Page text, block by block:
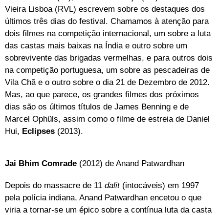
Vieira Lisboa (RVL) escrevem sobre os destaques dos
últimos três dias do festival. Chamamos à atenção para
dois filmes na competição internacional, um sobre a luta
das castas mais baixas na Índia e outro sobre um
sobrevivente das brigadas vermelhas, e para outros dois
na competição portuguesa, um sobre as pescadeiras de
Vila Chã e o outro sobre o dia 21 de Dezembro de 2012.
Mas, ao que parece, os grandes filmes dos próximos
dias são os últimos títulos de James Benning e de
Marcel Ophüls, assim como o filme de estreia de Daniel
Hui, Eclipses (2013).
Jai Bhim Comrade (2012) de Anand Patwardhan
Depois do massacre de 11 dalit(intocáveis) em 1997
pela polícia indiana, Anand Patwardhan encetou o que
viria a tornar-se um épico sobre a contínua luta da casta